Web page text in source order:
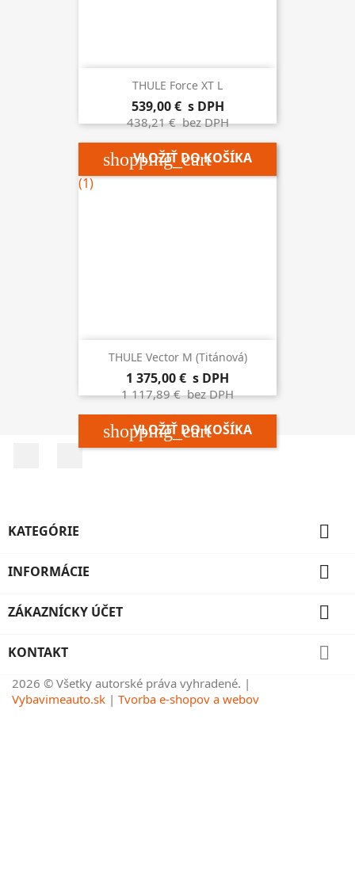
THULE Force XT L
539,00 € s DPH
438,21 €bez DPH
shopping_cart
VLOŽIŤ DO KOŠÍKA
THULE Vector M (titánová)
1 375,00 € s DPH
1 117,89 €bez DPH
shopping_cart
VLOŽIŤ DO KOŠÍKA
FacebookInstagram
KATEGÓRIE 
INFORMÁCIE 
ZÁKAZNÍCKY ÚČET 
KONTAKT 
2026 © Všetky autorské práva vyhradené. |
Vybavimeauto.sk | Tvorba e-shopov a webov